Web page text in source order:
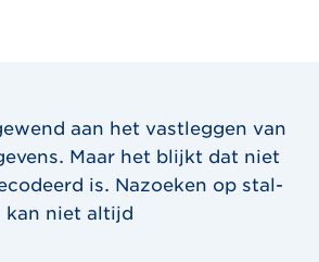
aan het vastleggen van
Maar het blijkt dat niet
is. Nazoeken op stal-
kan niet altijd